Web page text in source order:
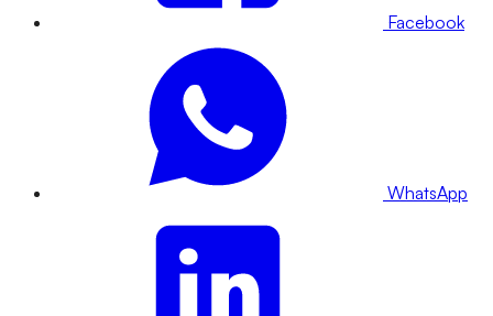
Facebook
WhatsApp